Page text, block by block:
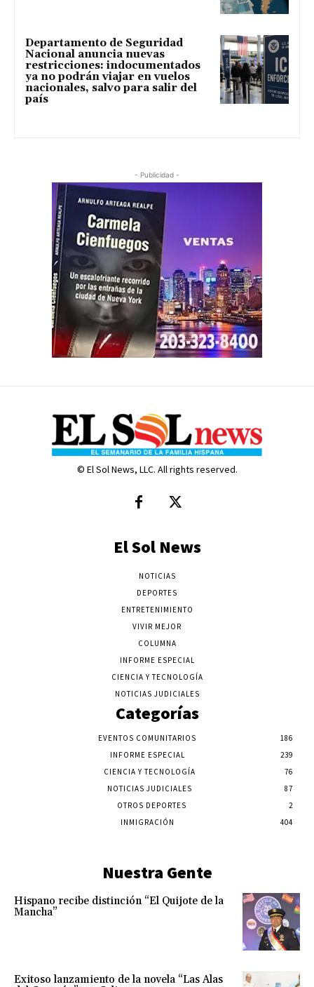
Departamento de Seguridad
Nacional anuncia nuevas
restricciones: indocumentados
ya no podrán viajar en vuelos
nacionales, salvo para salir del
país
- Publicidad -
© El Sol News, LLC. All rights reserved.
El Sol News
NOTICIAS
DEPORTES
ENTRETENIMIENTO
VIVIR MEJOR
COLUMNA
INFORME ESPECIAL
CIENCIA Y TECNOLOGÍA
NOTICIAS JUDICIALES
Categorías
EVENTOS COMUNITARIOS
186
INFORME ESPECIAL
239
CIENCIA Y TECNOLOGÍA
76
NOTICIAS JUDICIALES
87
OTROS DEPORTES
2
INMIGRACIÓN
404
Nuestra Gente
Hispano recibe distinción “El Quijote de la
Mancha”
Exitoso lanzamiento de la novela “Las Alas